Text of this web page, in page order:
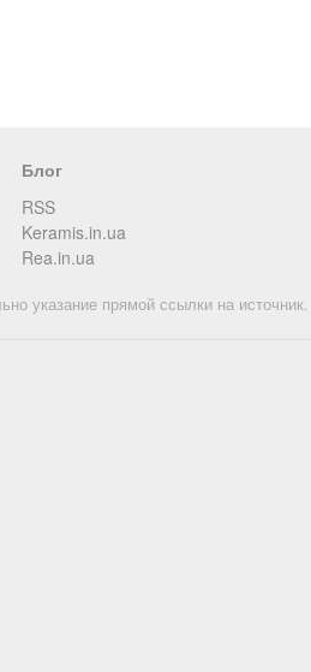
Блог
RSS
Keramis.in.ua
Rea.in.ua
указание прямой ссылки на источник.